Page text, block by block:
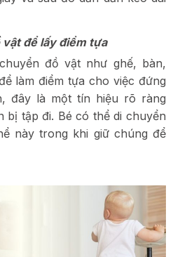
để lấy điểm tựa
đồ vật như ghế, bàn,
làm điểm tựa cho việc đứng
đây là một tín hiệu rõ ràng
bị tập đi. Bé có thể di chuyển
này trong khi giữ chúng để